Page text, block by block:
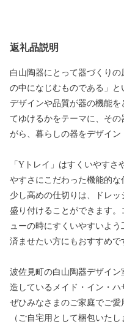
返礼品説明
白山陶器にとって器づくり
の中になじむものである」と
デザインや品質が器の機能を
てゆけるかをテーマに、そ
がら、暮らしの器をデザイン
「Yトレイ」はすくいやす
やすさにこだわった機能的な
少し高めの仕切りは、ドレ
盛り付けることができます
ューの時にすくいやすいよ
済ませたい方にもおすすめで
波佐見町の白山陶器デザイ
造しているメイド・イン・ハ
ぜひみなさまのご家庭でご愛
（ご自宅用として梱包いたし